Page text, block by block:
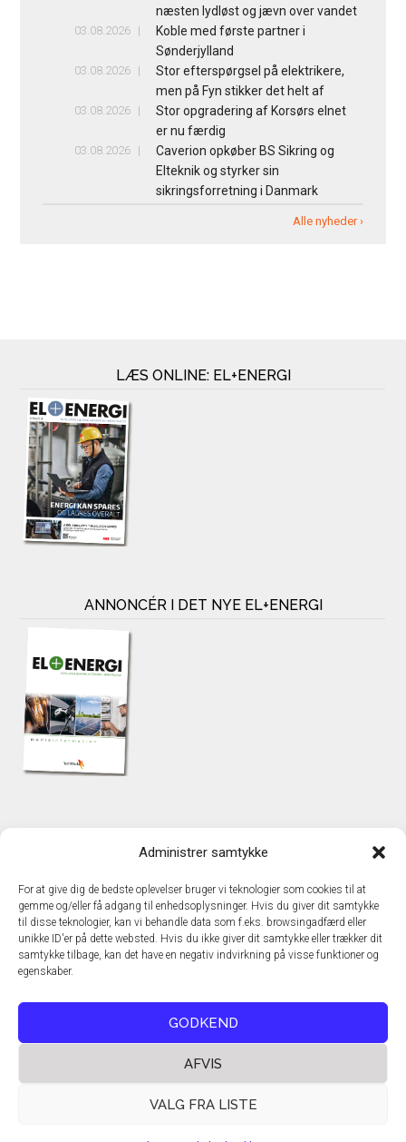
Administrer samtykke
For at give dig de bedste oplevelser bruger vi teknologier som cookies til at
gemme og/eller få adgang til enhedsoplysninger. Hvis du giver dit samtykke
til disse teknologier, kan vi behandle data som f.eks. browsingadfærd eller
unikke ID'er på dette websted. Hvis du ikke giver dit samtykke eller trækker dit
samtykke tilbage, kan det have en negativ indvirkning på visse funktioner og
egenskaber.
GODKEND
AFVIS
VALG FRA LISTE
næsten lydløst og jævn over vandet
03.08.2026
Koble med første partner i
Sønderjylland
03.08.2026
Stor efterspørgsel på elektrikere,
men på Fyn stikker det helt af
03.08.2026
Stor opgradering af Korsørs elnet
er nu færdig
03.08.2026
Caverion opkøber BS Sikring og
Elteknik og styrker sin
sikringsforretning i Danmark
Alle nyheder ›
LÆS ONLINE: EL+ENERGI
ANNONCÉR I DET NYE EL+ENERGI
TechMedia A/S
DK – 2600 Glostrup
www.techmedia.dk
Telefon: +45 43 24 26 28
E-mail:info@techmedia.dk